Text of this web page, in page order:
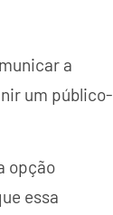
a
um público-
opção
essa